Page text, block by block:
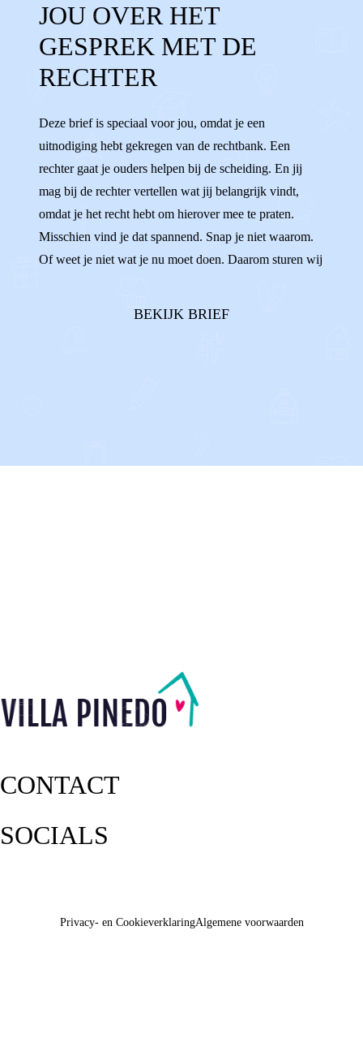
OPROEPBRIEF UITNODIGING
MENING WENSEN IDEEËN
VERANTWOORDELIJKHEID
RECHTBANK RECHTER
JOU OVER HET
GESPREK MET DE
RECHTER
Deze brief is speciaal voor jou, omdat je een
uitnodiging hebt gekregen van de rechtbank. Een
rechter gaat je ouders helpen bij de scheiding. En jij
mag bij de rechter vertellen wat jij belangrijk vindt,
omdat je het recht hebt om hierover mee te praten.
Misschien vind je dat spannend. Snap je niet waarom.
Of weet je niet wat je nu moet doen. Daarom sturen wij
BEKIJK BRIEF
CONTACT
SOCIALS
Privacy- en CookieverklaringAlgemene voorwaarden